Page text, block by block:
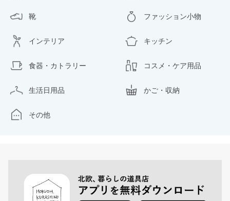
靴 ファッション小物
インテリア キッチン
食器・カトラリー コスメ・ケア用品
生活日用品 かご・収納
その他